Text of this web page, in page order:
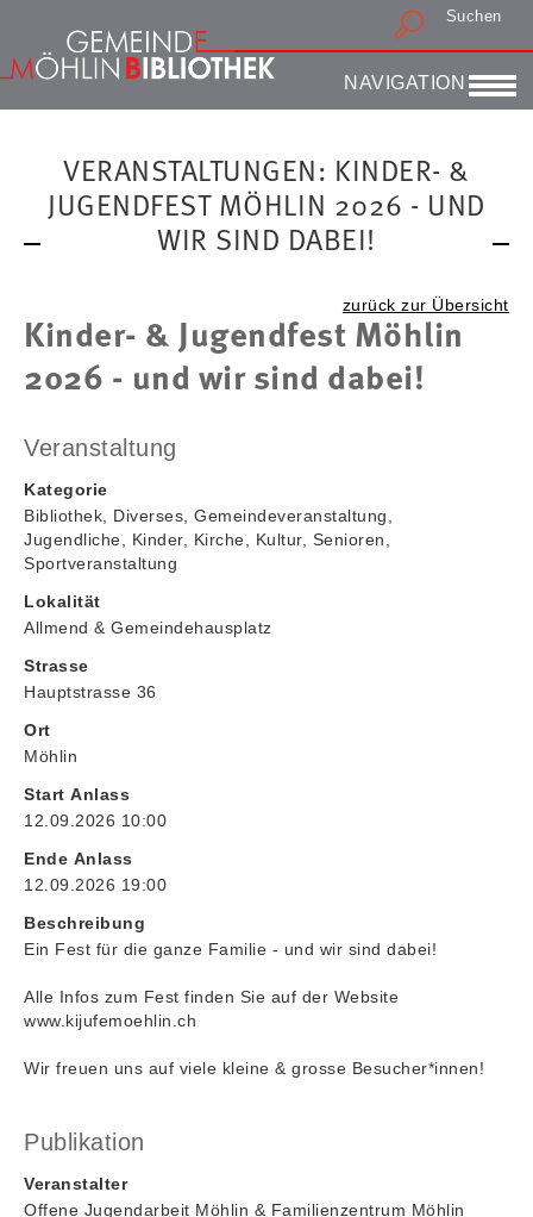
Druckansicht
Suchen
NAVIGATION
VERANSTALTUNGEN: KINDER- &
JUGENDFEST MÖHLIN 2026 - UND
WIR SIND DABEI!
zurück zur Übersicht
Kinder- & Jugendfest Möhlin
2026 - und wir sind dabei!
Veranstaltung
Kategorie
Bibliothek, Diverses, Gemeindeveranstaltung,
Jugendliche, Kinder, Kirche, Kultur, Senioren,
Sportveranstaltung
Lokalität
Allmend & Gemeindehausplatz
Strasse
Hauptstrasse 36
Ort
Möhlin
Start Anlass
12.09.2026 10:00
Ende Anlass
12.09.2026 19:00
Beschreibung
Ein Fest für die ganze Familie - und wir sind dabei!
Alle Infos zum Fest finden Sie auf der Website
www.kijufemoehlin.ch
Wir freuen uns auf viele kleine & grosse Besucher*innen!
Publikation
Veranstalter
Offene Jugendarbeit Möhlin & Familienzentrum Möhlin